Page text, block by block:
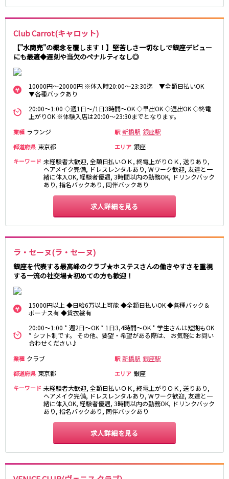
Club Carrot(キャロット)
【"水商売"の概念を覆します！】堅苦しさ一切なしで銀座デビュー
にも最適◆遅刻や当欠のペナルティなし◎
10000円～20000円 ※体入時20:00～23:30迄 ▼全額日払いOK
▼各種バックあり
20:00～1:00 ◇週1日～/1日3時間～OK ◇早出OK ◇遅出OK ◇終電
上がりOK ※体験入店は20:00～23:30までとなります。
業種 ラウンジ 駅 新橋駅 銀座駅
都道府県 東京都 エリア 銀座
キーワード 未経験者大歓迎, 全額日払いＯＫ, 終電上がりＯＫ, 送りあり,
ヘアメイク完備, ドレスレンタルあり, Wワーク歓迎, 友達と一
緒に体入OK, 経験者優遇, 3時間以内の勤務OK, ドリンクバック
あり, 指名バックあり, 同伴バックあり
求人詳細を見る
ラ・セーヌ(ラ・セーヌ)
銀座を代表する最高峰のクラブ★ホステスさんの働きやすさを重視
する一流の社交場★初めての方も歓迎！
15000円以上 ◆日給6万以上可能 ◆全額日払いOK ◆各種バック＆
ボーナス有 ◆貸衣裳有
20:00～1:00 * 週2日～OK * 1日3,4時間～OK * 学生さんは短期もOK
* シフト制です。 その他、要望・希望がある際は、 お気軽にお問い
合わせください♪
業種 クラブ 駅 新橋駅 銀座駅
都道府県 東京都 エリア 銀座
キーワード 未経験者大歓迎, 全額日払いＯＫ, 終電上がりＯＫ, 送りあり,
ヘアメイク完備, ドレスレンタルあり, Wワーク歓迎, 友達と一
緒に体入OK, 経験者優遇, 3時間以内の勤務OK, ドリンクバック
あり, 指名バックあり, 同伴バックあり
求人詳細を見る
土浦
水戸
つくば
茨城県南
日立
神栖・鹿嶋
勝田
群馬県
高崎
前橋・伊勢崎
該当求人 0件 選択した内容で設定
新高円寺駅
南阿佐ケ谷駅
淡路町駅
四ツ谷駅
四谷三丁目駅
JR京浜東北線
上野駅
大宮駅
横浜駅
蒲田駅
秋葉原駅
神田駅
蕨駅
南浦和駅
浦和駅
大船駅
川口駅
日暮里駅
北浦和駅
大井町駅
東十条駅
都営浅草線
東京メトロ銀座線
新橋駅
銀座駅
上野駅
上野広小路駅
田原町駅
末広町駅
表参道駅
外苑前駅
所沢駅
東村山駅
久米川駅
新所沢駅